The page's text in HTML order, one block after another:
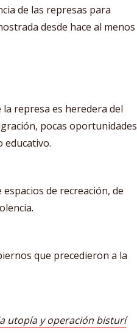
de las represas para
desde hace al menos
represa es heredera del
pocas oportunidades
educativo.
de recreación, de
que precedieron a la
utopía y operación bisturí